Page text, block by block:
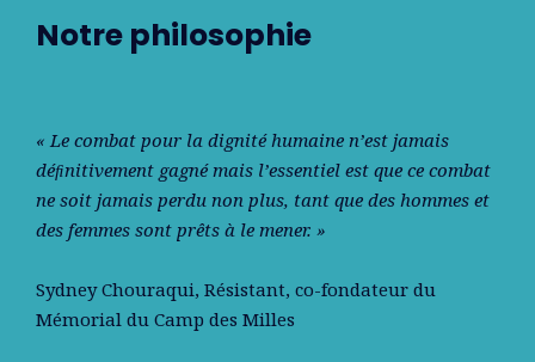
Notre philosophie
« Le combat pour la dignité humaine n’est jamais
déﬁnitivement gagné mais l’essentiel est que ce combat
ne soit jamais perdu non plus, tant que des hommes et
des femmes sont prêts à le mener. »
Sydney Chouraqui, Résistant, co-fondateur du
Mémorial du Camp des Milles